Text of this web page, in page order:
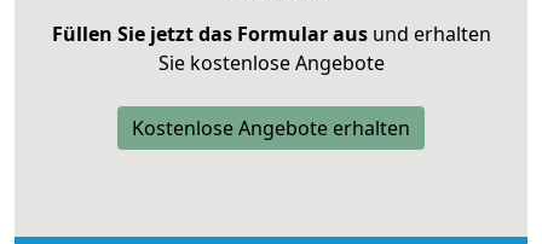
Füllen Sie jetzt das Formular ausund erhalten
Sie kostenlose Angebote
Kostenlose Angebote erhalten